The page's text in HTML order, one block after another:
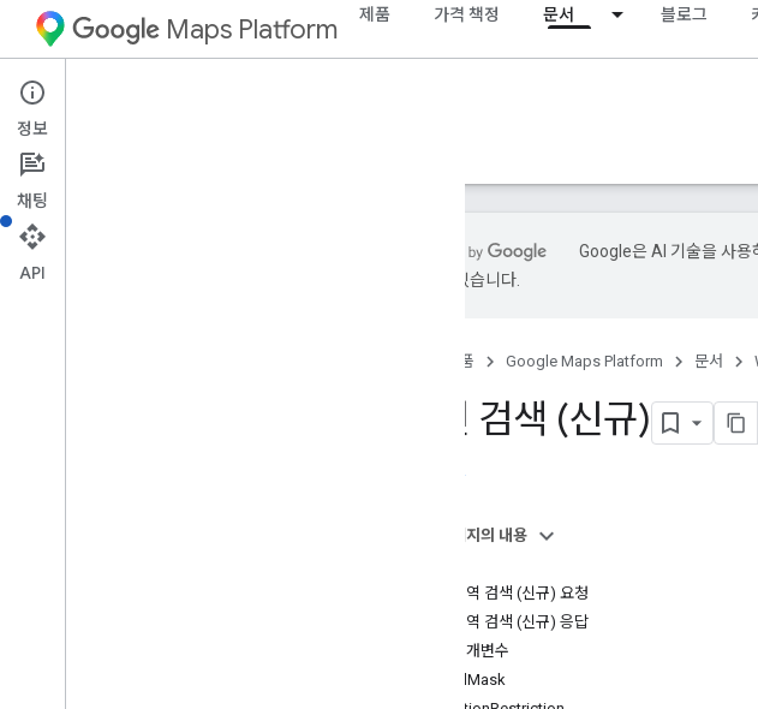
Maps Platform 제품 가격 책정 문서 블로그
Web Services
가이드
Google은 AI 기술을 사용
있을 수 있습니다.
제품 Google Maps Platform 문서
주변 검색 (신규)
출시 노트
이 페이지의 내용
주변 지역 검색 (신규) 요청
주변 지역 검색 (신규) 응답
필수 매개변수
FieldMask
정보
채팅
API